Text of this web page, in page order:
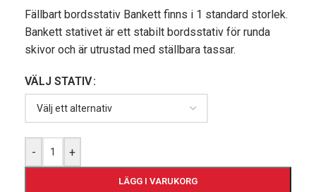
Fällbart bordsstativ Bankett finns i 1 standard storlek.
Bankett stativet är ett stabilt bordsstativ för runda
skivor och är utrustad med ställbara tassar.
VÄLJ STATIV
- +
LÄGG I VARUKORG